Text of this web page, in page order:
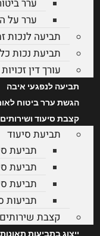
ערר
ערר על
תביעה לנכות
תביעת נכות
עורך דין
תביעה לנפגעי איבה
הגשת ערר ביטוח
קצבת סיעוד
תביעת סיעוד
תביעת
תביעת
תביעת
תביעות
קצבת
ייצוג בתביעות תאונות